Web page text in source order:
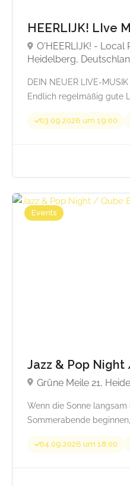
HEERLIJK! LIve
O'HEERLIJK! -
Heidelberg,
DEIN NEUER LIVE-
Endlich regelmäßig gute
03.09.2026 um 19:00
Events
Jazz & Pop
Grüne Meile 21,
Wenn die Sonne
Sommerabende
04.09.2026 um 18:00